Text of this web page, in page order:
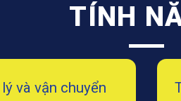
TÍNH
và vận chuyển